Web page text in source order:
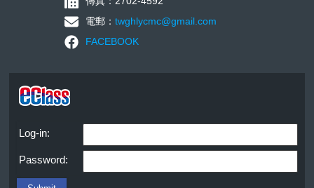
電郵：twghlycmc@gmail.com
FACEBOOK
Log-in:
Password: